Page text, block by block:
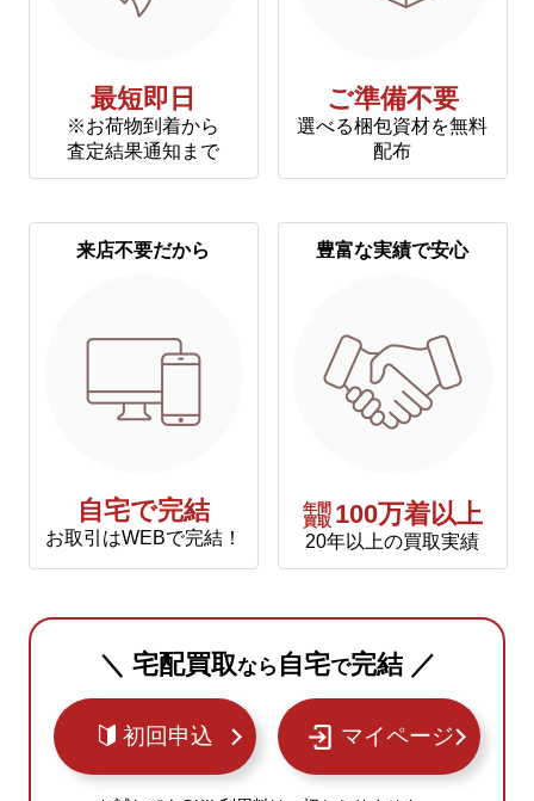
最短即日
※お荷物到着から
査定結果通知まで
ご準備不要
選べる梱包資材を無料
配布
来店不要だから
自宅で完結
お取引はWEBで完結！
豊富な実績で安心
年間
買取 100万着以上
20年以上の買取実績
＼ 宅配買取なら 自宅で完結 ／
初回申込 マイページ